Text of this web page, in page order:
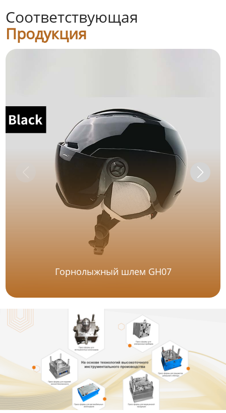
Соответствующая
Продукция
Горнолыжный шлем GH07